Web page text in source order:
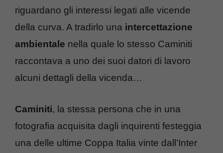
riguardano gli interessi legati alle vicende
della curva. A tradirlo una intercettazione
ambientale nella quale lo stesso Caminiti
raccontava a uno dei suoi datori di lavoro
alcuni dettagli della vicenda…
Caminiti, la stessa persona che in una
fotografia acquisita dagli inquirenti festeggia
una delle ultime Coppa Italia vinte dall’Inter